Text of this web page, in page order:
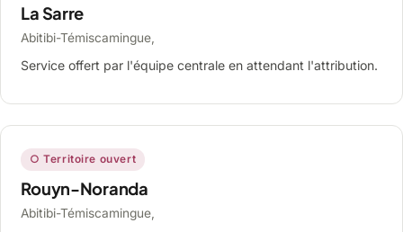
La Sarre
Abitibi-Témiscamingue,
Service offert par l'équipe centrale en attendant l'attribution.
○ Territoire ouvert
Rouyn-Noranda
Abitibi-Témiscamingue,